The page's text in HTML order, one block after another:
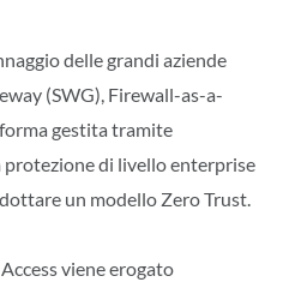
delle grandi aziende
(SWG), Firewall-as-a-
gestita tramite
protezione di livello enterprise
un modello Zero Trust.
viene erogato